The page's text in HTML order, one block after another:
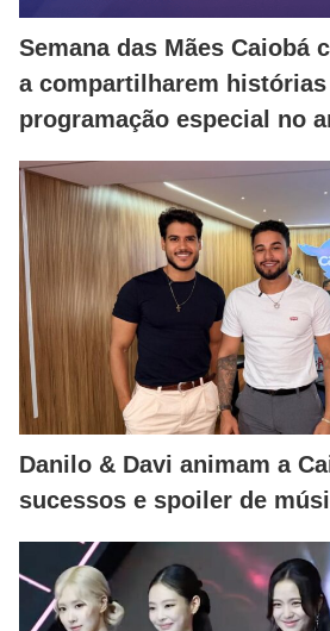
Semana das Mães Caiobá
a compartilharem
programação especial no
Danilo & Davi animam a
sucessos e spoiler de